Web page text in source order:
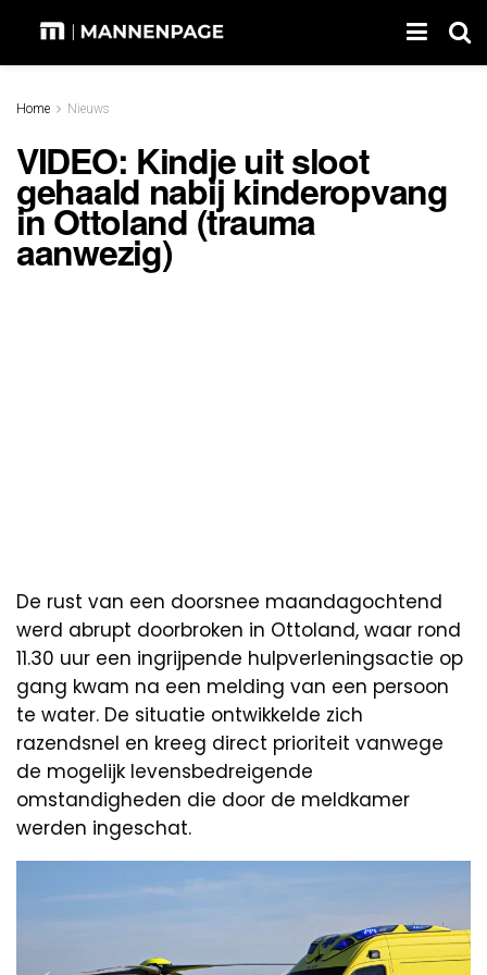
Home Nieuws
VIDEO: Kindje uit sloot
gehaald nabij kinderopvang
in Ottoland (trauma
aanwezig)
De rust van een doorsnee maandagochtend
werd abrupt doorbroken in Ottoland, waar rond
11.30 uur een ingrijpende hulpverleningsactie op
gang kwam na een melding van een persoon
te water. De situatie ontwikkelde zich
razendsnel en kreeg direct prioriteit vanwege
de mogelijk levensbedreigende
omstandigheden die door de meldkamer
werden ingeschat.